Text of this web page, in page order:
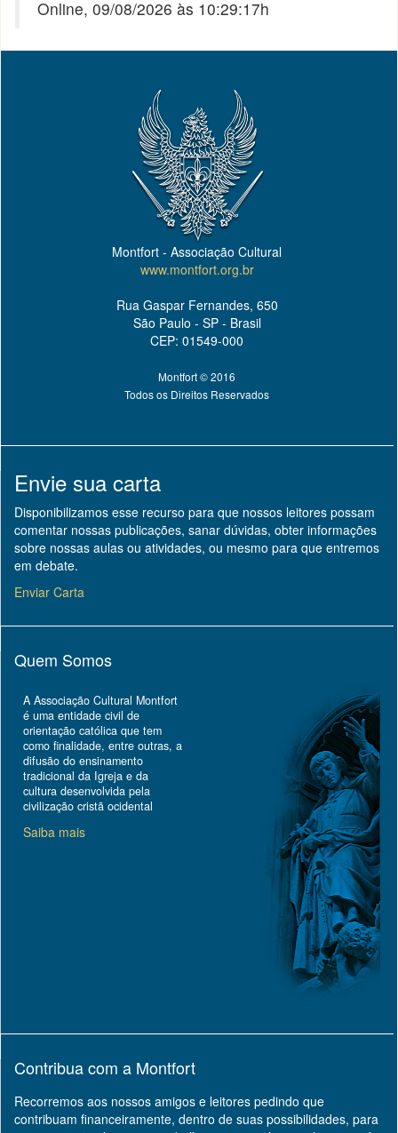
Online, 09/08/2026 às 10:29:17h
Montfort - Associação Cultural
www.montfort.org.br
Rua Gaspar Fernandes, 650
São Paulo - SP - Brasil
CEP: 01549-000
Montfort © 2016
Todos os Direitos Reservados
Envie sua carta
Disponibilizamos esse recurso para que nossos leitores possam
comentar nossas publicações, sanar dúvidas, obter informações
sobre nossas aulas ou atividades, ou mesmo para que entremos
em debate.
Enviar Carta
Quem Somos
A Associação Cultural Montfort
é uma entidade civil de
orientação católica que tem
como finalidade, entre outras, a
difusão do ensinamento
tradicional da Igreja e da
cultura desenvolvida pela
civilização cristã ocidental
Saiba mais
Contribua com a Montfort
Recorremos aos nossos amigos e leitores pedindo que
contribuam financeiramente, dentro de suas possibilidades, para